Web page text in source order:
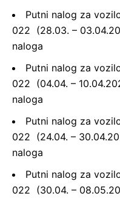
Putni nalog za
022 (28.03. –
naloga
Putni nalog za
022 (04.04. –
naloga
Putni nalog za
022 (24.04. –
naloga
Putni nalog za
022 (30.04. –